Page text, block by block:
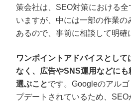
策会社は、SEO対策における全
いますが、中には一部の作業の
あるので、事前に相談して明確
ワンポイントアドバイスとして
なく、広告やSNS運用などにも
選ぶことです。Googleのアル
プデートされているため、